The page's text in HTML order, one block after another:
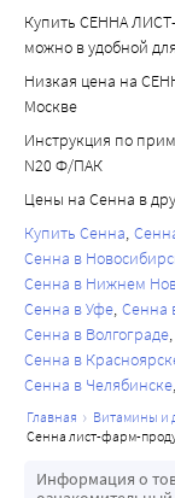
Купить СЕННА
можно в удобной
Низкая цена на
Москве
Инструкция по
N20 Ф/ПАК
Цены на Сенна в
Купить Сенна
Сенна в
Сенна в Нижнем
Сенна в Уфе Сенна
Сенна в Волгограде
Сенна в
Сенна в Челябинске
главная витамины и
сенна лист-фарм-
Информация о